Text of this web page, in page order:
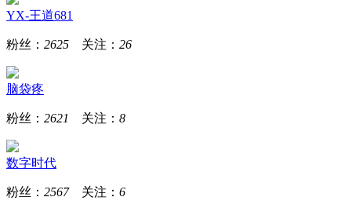
YX-王道681
粉丝： 2625 关注： 26
脑袋疼
粉丝： 2621 关注： 8
数字时代
粉丝： 2567关注： 6